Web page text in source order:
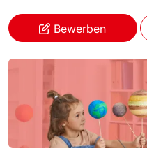
Bewerben